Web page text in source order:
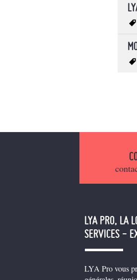
LYA PRO, LA
SERVICES -
LYA Pro vous